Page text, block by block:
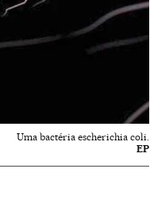
Uma bactéria escherichia coli.
EP